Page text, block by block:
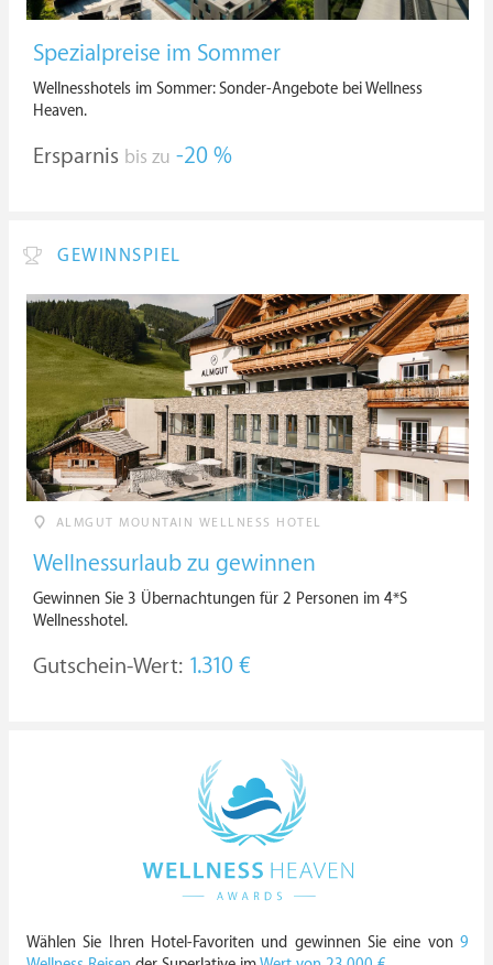
Spezialpreise im Sommer
Wellnesshotels im Sommer: Sonder-Angebote bei Wellness
Heaven.
Ersparnis bis zu -20 %
GEWINNSPIEL
ALMGUT MOUNTAIN WELLNESS HOTEL
Wellnessurlaub zu gewinnen
Gewinnen Sie 3 Übernachtungen für 2 Personen im 4*S
Wellnesshotel.
Gutschein-Wert: 1.310 €
Wählen Sie Ihren Hotel-Favoriten und gewinnen Sie eine von 9